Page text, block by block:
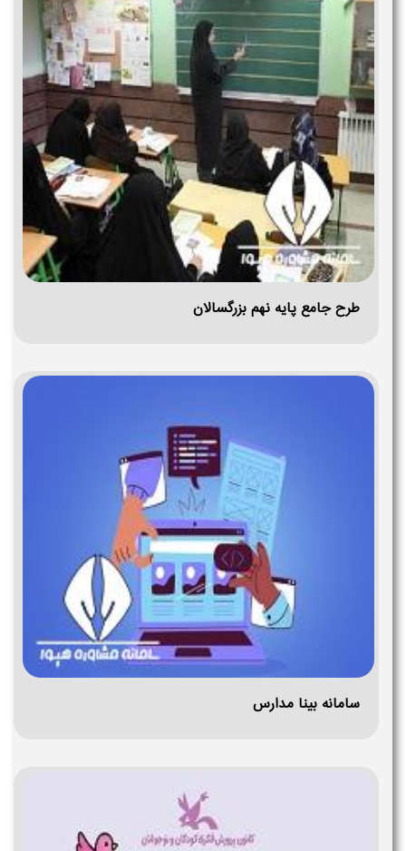
طرح جامع پایه نهم بزرگسالان
سامانه بینا مدارس